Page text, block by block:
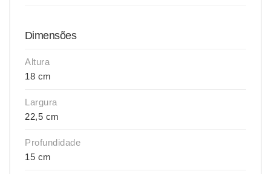
Dimensões
Altura
18 cm
Largura
22,5 cm
Profundidade
15 cm